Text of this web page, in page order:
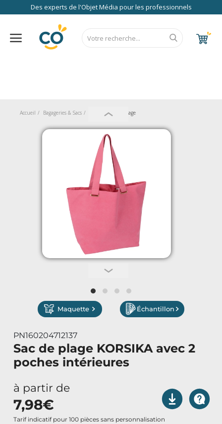
Des experts de l'Objet Média pour les professionnels
Textiles & Accessoires
Vêtements de Travail
Parapluies & Parasols
Art de la Table
Art de Vivre à la Française
Plantes et Graines
Bien être & Sécurité
Sports, loisirs & jouets
Accueil Bagageries & Sacs Sacs de Plage
Maquette Échantillon
PN160204712137
Sac de plage KORSIKA avec 2
poches intérieures
à partir de
7,98€
Tarif indicatif pour 100 pièces sans personnalisation